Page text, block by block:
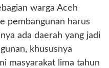
warga Aceh
pembangunan harus
ada daerah yang jadi
khususnya
masyarakat lima tahun